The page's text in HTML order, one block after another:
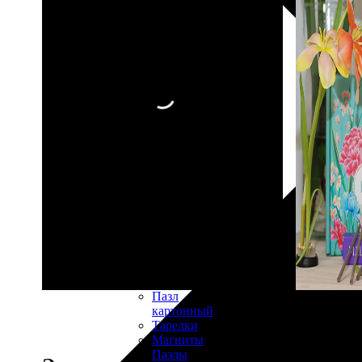
Пенокартон
Пазл
картонный
Тарелки
Магниты
Пазлы